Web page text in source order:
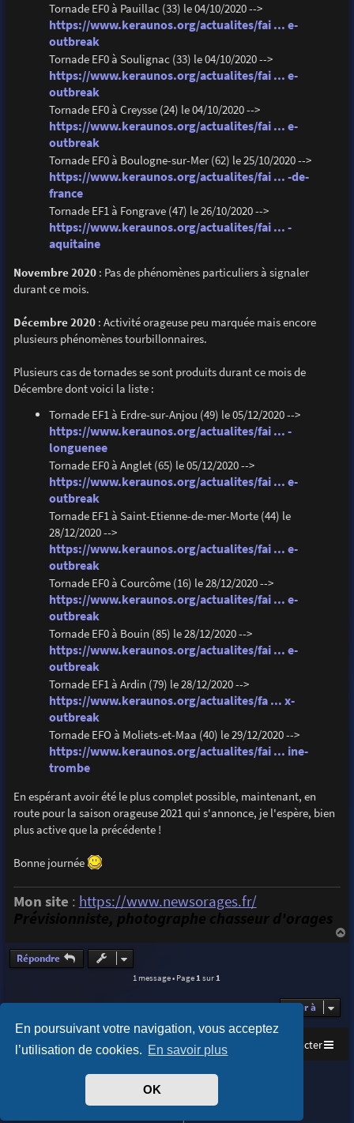
En poursuivant votre navigation, vous acceptez
l’utilisation de cookies. En savoir plus
OK
Tornade EF0 à Pauillac (33) le 04/10/2020 -->
https://www.keraunos.org/actualites/fai ... e-
outbreak
Tornade EF0 à Soulignac (33) le 04/10/2020 -->
https://www.keraunos.org/actualites/fai ... e-
outbreak
Tornade EF0 à Creysse (24) le 04/10/2020 -->
https://www.keraunos.org/actualites/fai ... e-
outbreak
Tornade EF0 à Boulogne-sur-Mer (62) le 25/10/2020 -->
https://www.keraunos.org/actualites/fai ... -de-
france
Tornade EF1 à Fongrave (47) le 26/10/2020 -->
https://www.keraunos.org/actualites/fai ... -
aquitaine
Novembre 2020: Pas de phénomènes particuliers à signaler
durant ce mois.
Décembre 2020: Activité orageuse peu marquée mais encore
plusieurs phénomènes tourbillonnaires.
Plusieurs cas de tornades se sont produits durant ce mois de
Décembre dont voici la liste :
Tornade EF1 à Erdre-sur-Anjou (49) le 05/12/2020 -->
https://www.keraunos.org/actualites/fai ... -
longuenee
Tornade EF0 à Anglet (65) le 05/12/2020 -->
https://www.keraunos.org/actualites/fai ... e-
outbreak
Tornade EF1 à Saint-Etienne-de-mer-Morte (44) le
28/12/2020 -->
https://www.keraunos.org/actualites/fai ... e-
outbreak
Tornade EF0 à Courcôme (16) le 28/12/2020 -->
https://www.keraunos.org/actualites/fai ... e-
outbreak
Tornade EF0 à Bouin (85) le 28/12/2020 -->
https://www.keraunos.org/actualites/fai ... e-
outbreak
Tornade EF1 à Ardin (79) le 28/12/2020 -->
https://www.keraunos.org/actualites/fa ... x-
outbreak
Tornade EFO à Moliets-et-Maa (40) le 29/12/2020 -->
https://www.keraunos.org/actualites/fai ... ine-
trombe
En espérant avoir été le plus complet possible, maintenant, en
route pour la saison orageuse 2021 qui s'annonce, je l'espère, bien
plus active que la précédente !
Bonne journée
Mon site : https://www.newsorages.fr/
Prévisionniste, photographe chasseur d'orages
a
Répondre
1 message • Page1sur1
Aller à
Accueil Index du forum Nous contacter
Purplexion style byIan Bradley
phpBB® Forum Software © phpBB Limited
Traduit parphpBB-fr.com